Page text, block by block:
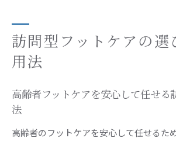
訪問型フットケアの選
用法
高齢者フットケアを安心して任せる
法
高齢者のフットケアを安心して任せるた